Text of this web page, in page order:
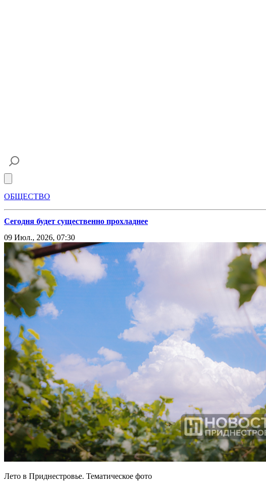
ОБЩЕСТВО
Сегодня будет существенно прохладнее
09 Июл., 2026, 07:30
Лето в Приднестровье. Тематическое фото